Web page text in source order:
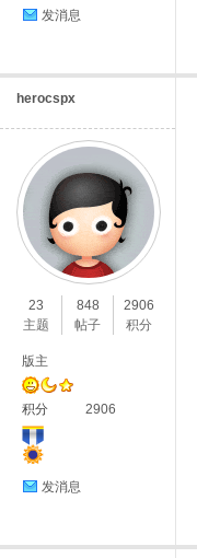
发消息
herocspx
23
主题
848
帖子
2906
积分
版主
积分 2906
发消息